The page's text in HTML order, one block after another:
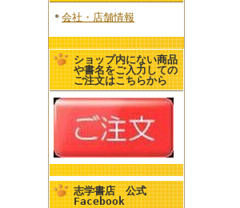
会社・店舗情報
ショップ内にない商品
や書名をご入力しての
ご注文はこちらから
志学書店 公式
Facebook